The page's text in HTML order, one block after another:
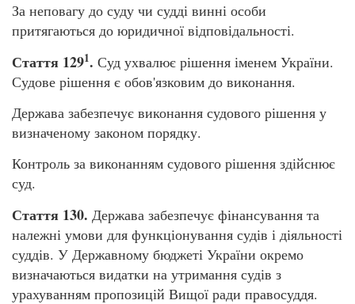
За неповагу до суду чи судді винні особи
притягаються до юридичної відповідальності.
Стаття 1291. Суд ухвалює рішення іменем України.
Судове рішення є обов'язковим до виконання.
Держава забезпечує виконання судового рішення у
визначеному законом порядку.
Контроль за виконанням судового рішення здійснює
суд.
Стаття 130. Держава забезпечує фінансування та
належні умови для функціонування судів і діяльності
суддів. У Державному бюджеті України окремо
визначаються видатки на утримання судів з
урахуванням пропозицій Вищої ради правосуддя.